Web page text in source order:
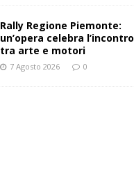
Rally Regione Piemonte:
un’opera celebra l’incontro
tra arte e motori
7 Agosto 2026 0